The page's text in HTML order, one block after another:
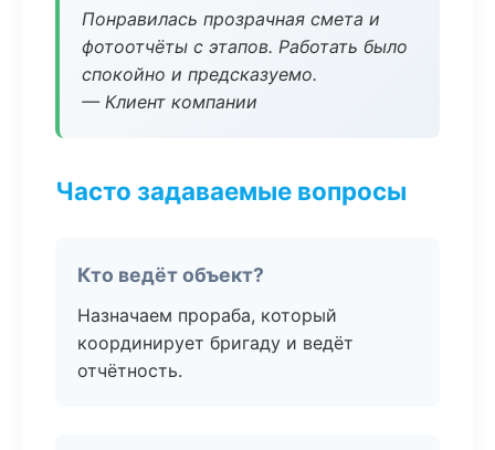
Понравилась прозрачная смета и
фотоотчёты с этапов. Работать было
спокойно и предсказуемо.
— Клиент компании
Часто задаваемые вопросы
Кто ведёт объект?
Назначаем прораба, который
координирует бригаду и ведёт
отчётность.